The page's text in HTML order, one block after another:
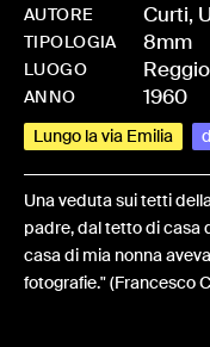
AUTORE Curti,
TIPOLOGIA 8mm
LUOGO
ANNO 1960
Lungo la via Emilia
Una veduta sui tetti
padre, dal tetto di casa
casa di mia nonna
fotografie." (Francesco